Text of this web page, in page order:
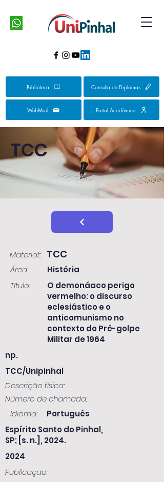
Biblioteca Consulta de Diplomas
WebMail Portal Acadêmico
TCC
Material:: TCC
Área:
História
Título:
O demonáaco perigo
vermelho: o discurso
eclesiástico e o
anticomunismo no
contexto do Pré-golpe
Militar de 1964
np.
TCC/Unipinhal
Descrição física:
Número de chamada:
Idioma:
Português
Espírito Santo do Pinhal,
SP; [s. n.], 2024.
2024
Publicação: